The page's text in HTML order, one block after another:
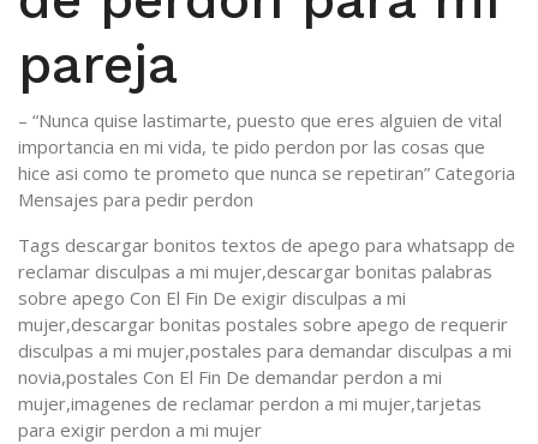
pareja
– “Nunca quise lastimarte, puesto que eres alguien de vital
importancia en mi vida, te pido perdon por las cosas que
hice asi­ como te prometo que nunca se repetiran” Categoria
Mensajes para pedir perdon
Tags descargar bonitos textos de apego para whatsapp de
reclamar disculpas a mi mujer,descargar bonitas palabras
sobre apego Con El Fin De exigir disculpas a mi
mujer,descargar bonitas postales sobre apego de requerir
disculpas a mi mujer,postales para demandar disculpas a mi
novia,postales Con El Fin De demandar perdon a mi
mujer,imagenes de reclamar perdon a mi mujer,tarjetas
para exigir perdon a mi mujer